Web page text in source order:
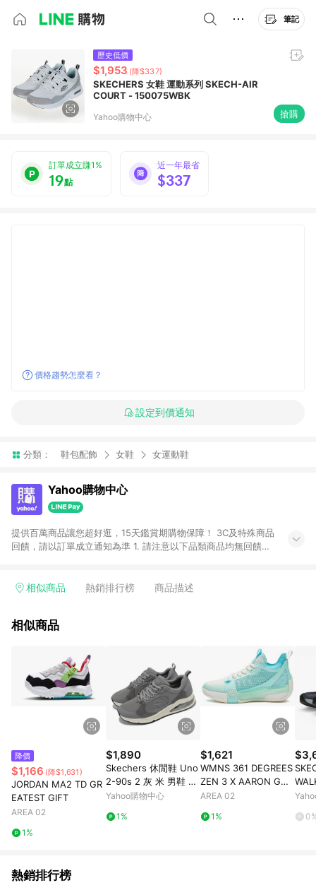
筆記
歷史低價
$1,953 (降$337)
SKECHERS 女鞋 運動系列 SKECH-AIR
COURT - 150075WBK
Yahoo購物中心 搶購
訂單成立賺1%
19點
近一年最省
$337
價格趨勢怎麼看？
設定到價通知
分類： 鞋包配飾 女鞋 女運動鞋
Yahoo購物中心
提供百萬商品讓您超好逛，15天鑑賞期購物保障！ 3C及特殊商品
回饋，請以訂單成立通知為準 1. 請注意以下品類商品均無回饋：
電玩/遊戲/相機/單眼/鏡頭/拍立得 [2024/6/1起適用] -內接硬
的購回饋活動享Yahoo超贈點回饋者 - 購物中心商店之商品：商
3. 訂單回饋金額將扣除運費/購物金/超贈點/福利金/紅利折抵/折
價券等虛擬貨幣折抵 4. 大宗採購或批發轉賣不具回饋資格： 如
有相關事證認定您為大宗採購、批發轉賣而非最終消費使用者，
相關認定以Yahoo購物中心之認定為準
相似商品 熱銷排行榜 商品描述
相似商品
降價
$1,166 (降$1,631)
JORDAN MA2 TD GR
EATEST GIFT
AREA 02
1%
$1,890
Skechers 休閒鞋 Uno
2-90s 2 灰 米 男鞋 緩
衝 氣墊 記憶鞋墊 麂皮
Yahoo購物中心
1%
$1,621
WMNS 361 DEGREES
ZEN 3 X AARON GOR
DON MOJITO
AREA 02
1%
ING
熱銷排行榜